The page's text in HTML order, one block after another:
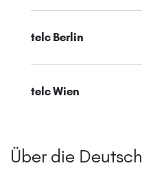
telc Berlin
telc Wien
Über die